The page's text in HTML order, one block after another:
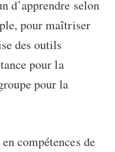
d’apprendre selon
pour maîtriser
des outils
pour la
pour la
compétences de